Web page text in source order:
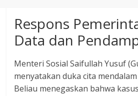
​Respons
Data dan
​Menteri Sosial Saifullah Yusuf
menyatakan duka cita
Beliau menegaskan bahwa